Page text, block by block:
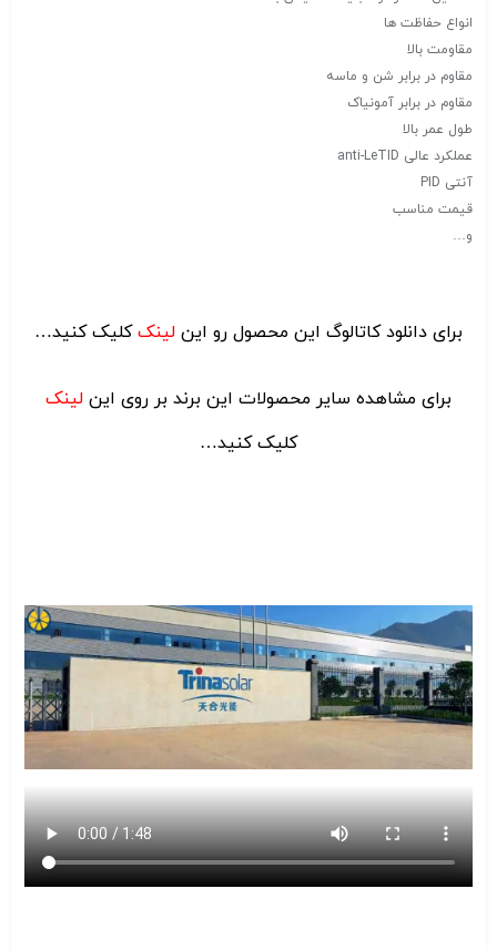
انواع حفاظت ها
مقاومت بالا
مقاوم در برابر شن و ماسه
مقاوم در برابر آمونیاک
طول عمر بالا
عملکرد عالی anti-LeTID
آنتی PID
قیمت مناسب
و…
برای دانلود کاتالوگ این محصول رو این لینککلیک کنید…
برای مشاهده سایر محصولات این برند بر روی این لینک
کلیک کنید…